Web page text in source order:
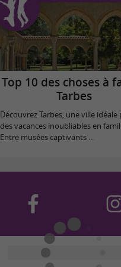
Top 10 des choses à
Tarbes
Découvrez Tarbes, une ville idéale
des vacances inoubliables en
Entre musées captivants ...